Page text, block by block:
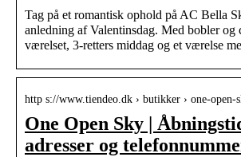
Tag på et romantisk ophold på AC Bella
anledning af Valentinsdag. Med bobler og
værelset, 3-retters middag og et værelse
http s://www.tiendeo.dk › butikker › one-open-
One Open Sky |
adresser og